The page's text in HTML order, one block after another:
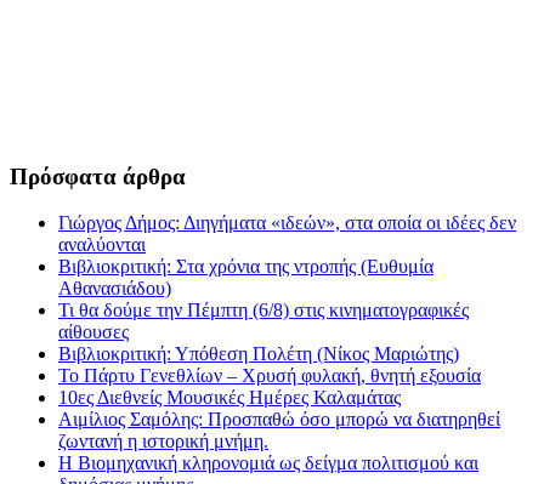
Πρόσφατα άρθρα
Γιώργος Δήμος: Διηγήματα «ιδεών», στα οποία οι ιδέες δεν
αναλύονται
Βιβλιοκριτική: Στα χρόνια της ντροπής (Ευθυμία
Αθανασιάδου)
Τι θα δούμε την Πέμπτη (6/8) στις κινηματογραφικές
αίθουσες
Βιβλιοκριτική: Υπόθεση Πολέτη (Νίκος Μαριώτης)
Το Πάρτυ Γενεθλίων – Χρυσή φυλακή, θνητή εξουσία
10ες Διεθνείς Μουσικές Ημέρες Καλαμάτας
Αιμίλιος Σαμόλης: Προσπαθώ όσο μπορώ να διατηρηθεί
ζωντανή η ιστορική μνήμη.
Η Βιομηχανική κληρονομιά ως δείγμα πολιτισμού και